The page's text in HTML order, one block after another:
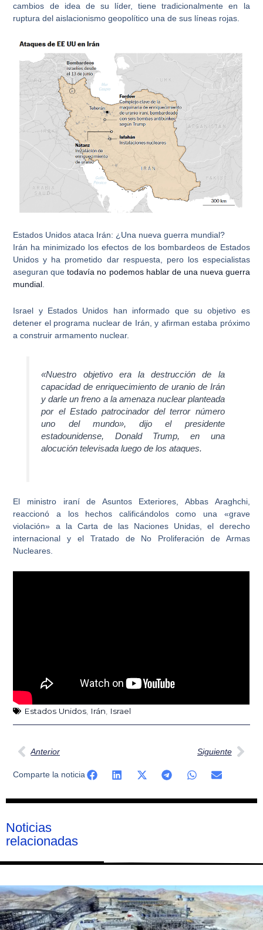
cambios de idea de su líder, tiene tradicionalmente en la
ruptura delaislacionismo geopolítico una de sus líneas rojas.
Estados Unidos ataca Irán: ¿Una nueva guerra mundial?
Irán ha minimizado los efectos de los bombardeos de Estados
Unidos y ha prometido dar respuesta, pero los especialistas
aseguran quetodavía no podemos hablar de una nueva guerra
mundial
Israel y Estados Unidos han informado que su objetivo es
detener el programa nuclear de Irán, y afirman estaba próximo
a construir armamento nuclear.
«Nuestro objetivo era la destrucción de la
capacidad de enriquecimiento de uranio de Irán
y darle un freno a la amenaza nuclear planteada
por el Estado patrocinador del terror número
uno del mundo», dijo el presidente
estadounidense, Donald Trump, en una
alocución televisada luego de los ataques.
El ministro iraní de Asuntos Exteriores, Abbas Araghchi,
reaccionó a los hechos calificándolos como una «grave
violación» a la Carta de las Naciones Unidas , el derecho
internacional y el Tratado de No Proliferación de Armas
Nucleares.
Estados Unidos Irán Israel
Ant
Anterior Siguiente
Comparte la noticia
Noticias
relacionadas